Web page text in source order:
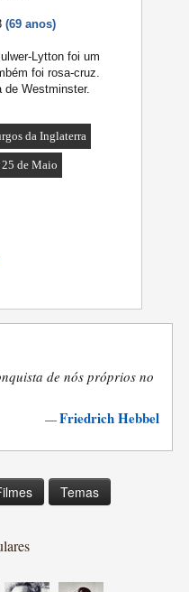
(69 anos)
Lytton foi um
foi rosa-cruz.
de Westminster.
da Inglaterra
25 de Maio
de nós próprios no
—Friedrich Hebbel
Temas